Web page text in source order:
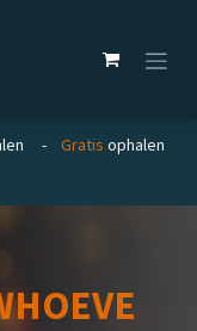
- Gratis ophalen